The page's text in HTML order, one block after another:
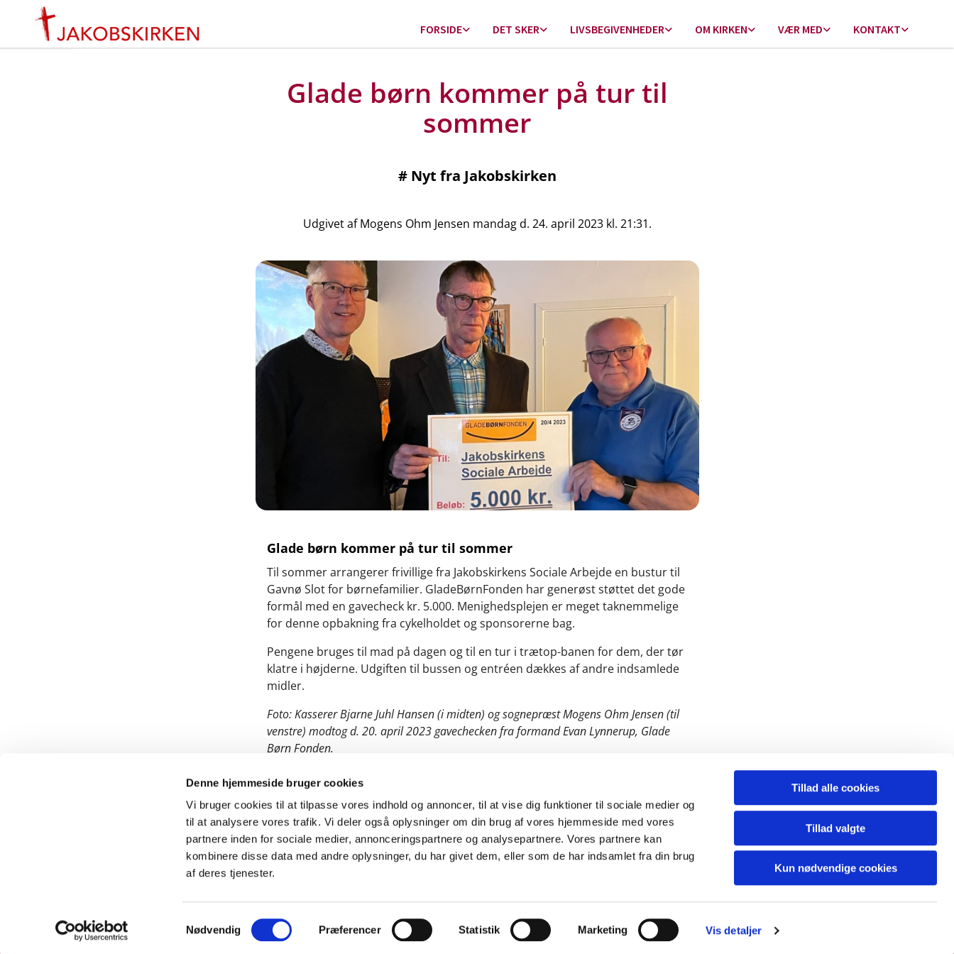
Denne hjemmeside bruger cookies
Vi bruger cookies til at tilpasse vores indhold og annoncer, til at vise dig funktioner til sociale medier og
til at analysere vores trafik. Vi deler også oplysninger om din brug af vores hjemmeside med vores
partnere inden for sociale medier, annonceringspartnere og analysepartnere. Vores partnere kan
kombinere disse data med andre oplysninger, du har givet dem, eller som de har indsamlet fra din brug
af deres tjenester.
a
Nødvendig Præferencer Statistik Marketing Vis detaljer
Tillad alle cookies
Tillad valgte
Kun nødvendige cookies
FORSIDE DET SKER LIVSBEGIVENHEDER OM KIRKEN VÆR MED KONTAKT
Glade børn kommer på tur til
sommer
# Nyt fra Jakobskirken
Udgivet af Mogens Ohm Jensen mandag d. 24. april 2023 kl. 21:31.
Glade børn kommer på tur til sommer
Til sommer arrangerer frivillige fra Jakobskirkens Sociale Arbejde en bustur til
Gavnø Slot for børnefamilier. GladeBørnFonden har generøst støttet det gode
formål med en gavecheck kr. 5.000. Menighedsplejen er meget taknemmelige
for denne opbakning fra cykelholdet og sponsorerne bag.
Pengene bruges til mad på dagen og til en tur i trætop-banen for dem, der tør
klatre i højderne. Udgiften til bussen og entréen dækkes af andre indsamlede
midler.
Foto: Kasserer Bjarne Juhl Hansen (i midten) og sognepræst Mogens Ohm Jensen (til
venstre) modtog d. 20. april 2023 gavechecken fra formand Evan Lynnerup, Glade
Børn Fonden.
Kontakt Cookiepolitik Tilgængelighedserklæring